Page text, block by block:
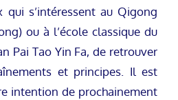
s’intéressent au Qigong
ou à l’école classique du
Pai Tao Yin Fa, de retrouver
et principes. Il est
intention de prochainement